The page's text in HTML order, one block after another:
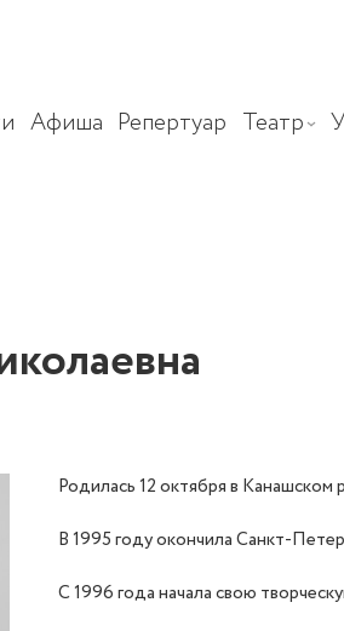
Афиша Репертуар Театр
Родилась 12 октября в Канашском
В 1995 году окончила Санкт-
С 1996 года начала свою